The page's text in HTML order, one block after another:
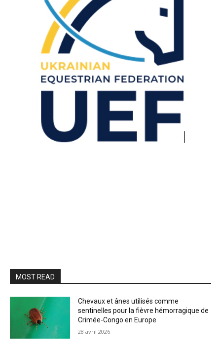
MOST READ
Chevaux et ânes utilisés comme
sentinelles pour la fièvre hémorragique de
Crimée-Congo en Europe
28 avril 2026